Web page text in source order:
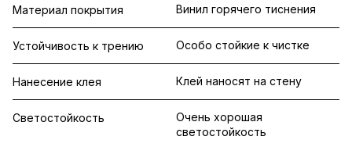
Материал покрытия Винил горячего тиснения
Устойчивость к трению Особо стойкие к чистке
Нанесение клея Клей наносят на стену
Светостойкость
Очень хорошая
светостойкость